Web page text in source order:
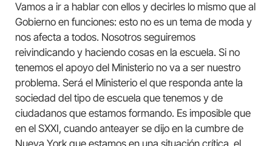
Vamos a ir a hablar con ellos y decirles lo mismo que al
Gobierno en funciones: esto no es un tema de moda y
nos afecta a todos. Nosotros seguiremos
reivindicando y haciendo cosas en la escuela. Si no
tenemos el apoyo del Ministerio no va a ser nuestro
problema. Será el Ministerio el que responda ante la
sociedad del tipo de escuela que tenemos y de
ciudadanos que estamos formando. Es imposible que
en el SXXI, cuando anteayer se dijo en la cumbre de